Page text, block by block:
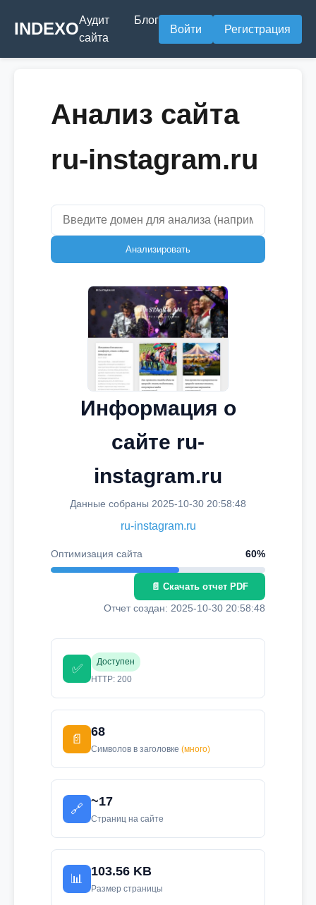
INDEXOАудит
сайта
Блог
Войти Регистрация
Анализ сайта
ru-instagram.ru
Анализировать
Информация о
сайте ru-
instagram.ru
Данные собраны 2025-10-30 20:58:48
ru-instagram.ru
Оптимизация сайта 60%
📄 Скачать отчет PDF
Отчет создан: 2025-10-30 20:58:48
✅
Доступен
HTTP: 200
📄
68
Символов в заголовке (много)
🔗
~17
Страниц на сайте
📊
103.56 KB
Размер страницы